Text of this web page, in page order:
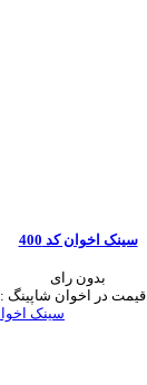
سینک اخوان کد 400
بدون رای
قیمت در اخوان شاپینگ :